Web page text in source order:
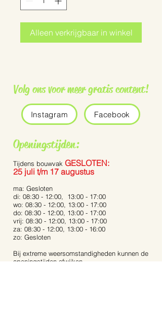
Alleen verkrijgbaar in winkel
Volg ons voor meer gratis content!
Instagram Facebook
Openingstijden:
Tijdens bouwvak GESLOTEN:
25 juli t/m 17 augustus
ma: Gesloten
di: 08:30 - 12:00, 13:00 - 17:00
wo: 08:30 - 12:00, 13:00 - 17:00
do: 08:30 - 12:00, 13:00 - 17:00
vrij: 08:30 - 12:00, 13:00 - 17:00
za: 08:30 - 12:00, 13:00 - 16:00
zo: Gesloten
Bij extreme weersomstandigheden kunnen de
openingstijden afwijken.